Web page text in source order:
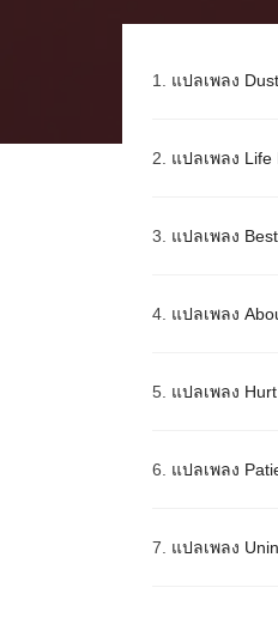
1. แปลเพลง
2. แปลเพลง Life
3. แปลเพลง
4. แปลเพลง
5. แปลเพลง
6. แปลเพลง
7. แปลเพลง